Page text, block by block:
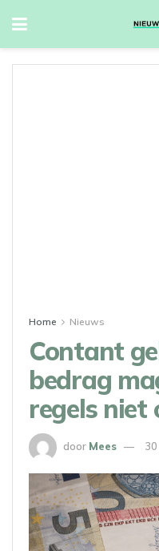
Home Nieuws
Contant
bedrag
regels niet
door Mees